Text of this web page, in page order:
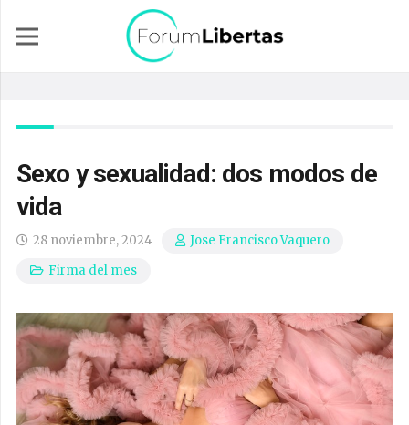
Sexo y sexualidad: dos modos de
vida
28 noviembre, 2024
Jose Francisco Vaquero
Firma del mes